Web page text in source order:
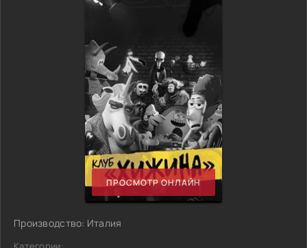
ПРОСМОТР ОНЛАЙН
Производство: Италия